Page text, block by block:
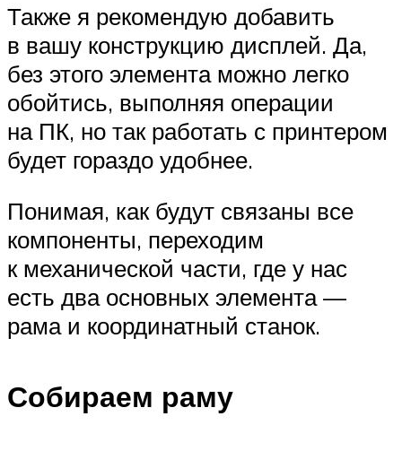
Также я рекомендую добавить
в вашу конструкцию дисплей. Да,
без этого элемента можно легко
обойтись, выполняя операции
на ПК, но так работать с принтером
будет гораздо удобнее.
Понимая, как будут связаны все
компоненты, переходим
к механической части, где у нас
есть два основных элемента —
рама и координатный станок.
Собираем раму